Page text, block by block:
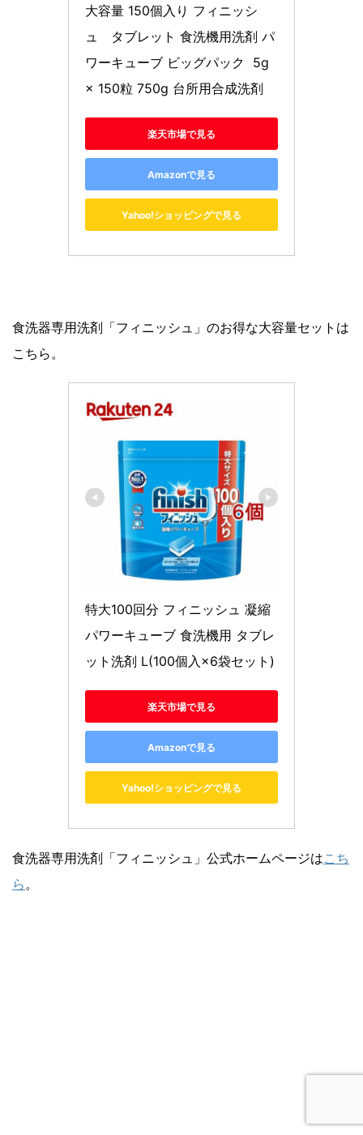
大容量 150個入り フィニッシ
ュ　タブレット 食洗機用洗剤 パ
ワーキューブ ビッグパック  5g
× 150粒 750g 台所用合成洗剤
楽天市場で見る
Amazonで見る
Yahoo!ショッピングで見る
食洗器専用洗剤「フィニッシュ」のお得な大容量セットは
こちら。
特大100回分 フィニッシュ 凝縮
パワーキューブ 食洗機用 タブレ
ット洗剤 L(100個入×6袋セット)
楽天市場で見る
Amazonで見る
Yahoo!ショッピングで見る
食洗器専用洗剤「フィニッシュ」公式ホームページはこち
ら。